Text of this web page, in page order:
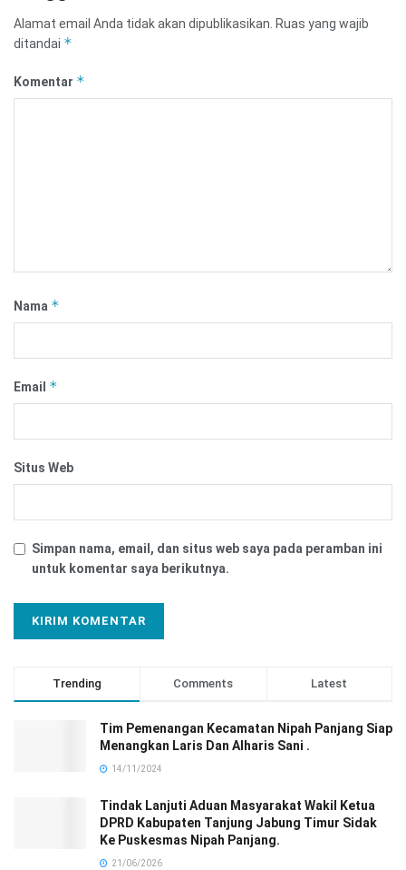
Alamat email Anda tidak akan dipublikasikan. Ruas yang wajib
ditandai *
Komentar *
Nama *
Email *
Situs Web
Simpan nama, email, dan situs web saya pada peramban ini
untuk komentar saya berikutnya.
Trending Comments Latest
Tim Pemenangan Kecamatan Nipah Panjang Siap
Menangkan Laris Dan Alharis Sani .
14/11/2024
Tindak Lanjuti Aduan Masyarakat Wakil Ketua
DPRD Kabupaten Tanjung Jabung Timur Sidak
Ke Puskesmas Nipah Panjang.
21/06/2026